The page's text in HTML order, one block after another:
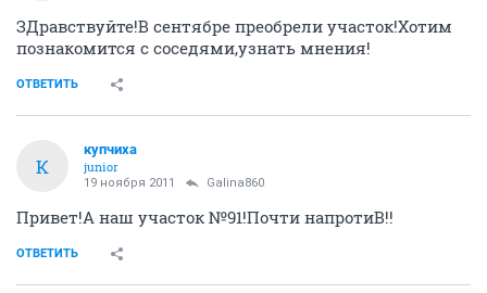
ЗДравствуйте!В сентябре преобрели участок!Хотим
познакомится с соседями,узнать мнения!
ОТВЕТИТЬ
К
купчиха
junior
19 ноября 2011 Galina860
Привет!А наш участок №91!Почти напротиВ!!
ОТВЕТИТЬ